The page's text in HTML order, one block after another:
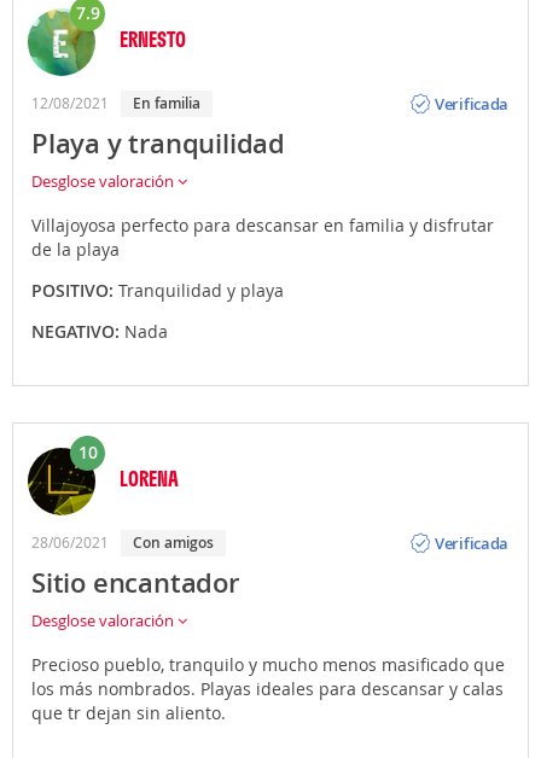
7.9
ERNESTO
12/08/2021 En familia
Verificada
Playa y tranquilidad
Desglose valoración
Villajoyosa perfecto para descansar en familia y disfrutar
de la playa
POSITIVO: Tranquilidad y playa
NEGATIVO: Nada
10
LORENA
28/06/2021 Con amigos
Verificada
Sitio encantador
Desglose valoración
Precioso pueblo, tranquilo y mucho menos masificado que
los más nombrados. Playas ideales para descansar y calas
que tr dejan sin aliento.